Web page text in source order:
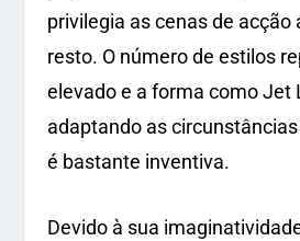
privilegia as cenas de acção
resto. O número de estilos
elevado e a forma como Jet
adaptando as
é bastante inventiva.
Devido à sua